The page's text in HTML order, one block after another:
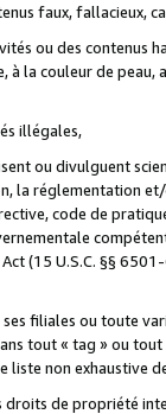
faux, fallacieux,
ou des contenus
la couleur de
illégales,
ou divulguent
la réglementation
code de
(15 U.S.C. §§
filiales ou toute
tout « tag » ou
non exhaustive
droits de propriété